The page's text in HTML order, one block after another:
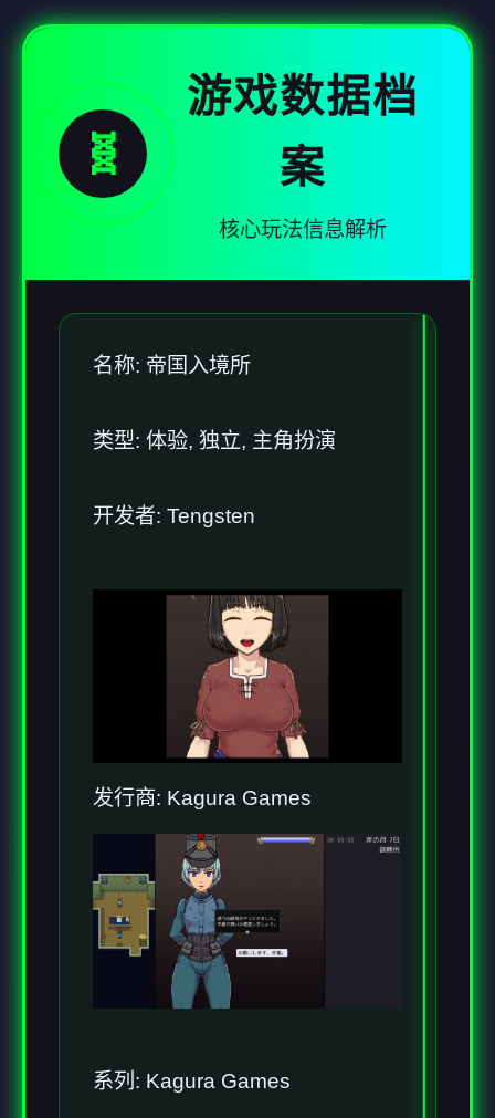
🧬
游戏数据档
案
核心玩法信息解析
名称: 帝国入境所
类型: 体验, 独立, 主角扮演
开发者: Tengsten
发行商: Kagura Games
系列: Kagura Games